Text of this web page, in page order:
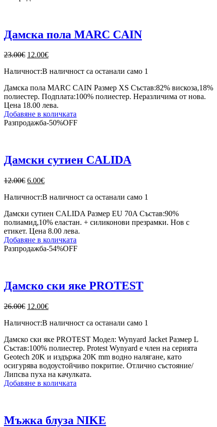
Дамска пола MARC CAIN
23.00€ Original
was:
12.00€Текущата
е:
Наличност:В наличност са останали само 1
Дамска пола MARC CAIN Размер XS Състав:82% вискоза,18%
полиестер. Подплата:100% полиестер. Неразличима от нова.
Цена 18.00 лева.
Добавяне в количката
Разпродажба-50%OFF
Дамски сутиен CALIDA
12.00€ Original
was:
6.00€Текущата
е:
Наличност:В наличност са останали само 1
Дамски сутиен CALIDA Размер EU 70A Състав:90%
полиамид,10% еластан. + силиконови презрамки. Нов с
етикет. Цена 8.00 лева.
Добавяне в количката
Разпродажба-54%OFF
Дамско ски яке PROTEST
26.00€ Original
was:
12.00€Текущата
е:
Наличност:В наличност са останали само 1
Дамско ски яке PROTEST Модел: Wynyard Jacket Размер L
Състав:100% полиестер. Protest Wynyard е член на серията
Geotech 20K и издържа 20K mm водно налягане, като
осигурява водоустойчиво покритие. Отлично състояние/
Липсва пуха на качулката.
Добавяне в количката
Мъжка блуза NIKE